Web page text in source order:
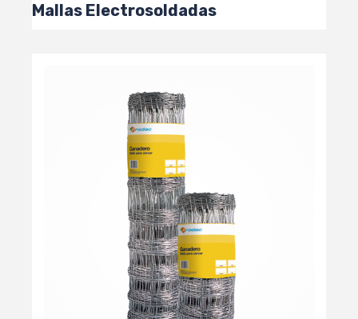
Mallas Electrosoldadas